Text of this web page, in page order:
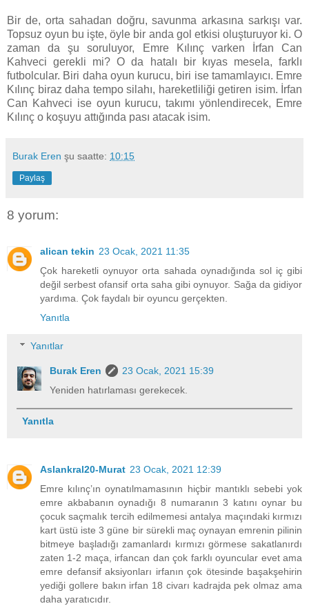
Bir de, orta sahadan doğru, savunma arkasına sarkışı var.
Topsuz oyun bu işte, öyle bir anda gol etkisi oluşturuyor ki. O
zaman da şu soruluyor, Emre Kılınç varken İrfan Can
Kahveci gerekli mi? O da hatalı bir kıyas mesela, farklı
futbolcular. Biri daha oyun kurucu, biri ise tamamlayıcı. Emre
Kılınç biraz daha tempo silahı, hareketliliği getiren isim. İrfan
Can Kahveci ise oyun kurucu, takımı yönlendirecek, Emre
Kılınç o koşuyu attığında pası atacak isim.
Burak Eren şu saatte: 10:15
Paylaş
8 yorum:
alican tekin 23 Ocak, 2021 11:35
Çok hareketli oynuyor orta sahada oynadığında sol iç gibi
değil serbest ofansif orta saha gibi oynuyor. Sağa da gidiyor
yardıma. Çok faydalı bir oyuncu gerçekten.
Yanıtla
Yanıtlar
Burak Eren
23 Ocak, 2021 15:39
Yeniden hatırlaması gerekecek.
Yanıtla
Aslankral20-Murat 23 Ocak, 2021 12:39
Emre kılınç’ın oynatılmamasının hiçbir mantıklı sebebi yok
emre akbabanın oynadığı 8 numaranın 3 katını oynar bu
çocuk saçmalık tercih edilmemesi antalya maçındaki kırmızı
kart üstü iste 3 güne bir sürekli maç oynayan emrenin pilinin
bitmeye başladığı zamanlardı kırmızı görmese sakatlanırdı
zaten 1-2 maça, irfancan dan çok farklı oyuncular evet ama
emre defansif aksiyonları irfanın çok ötesinde başakşehirin
yediği gollere bakın irfan 18 civarı kadrajda pek olmaz ama
daha yaratıcıdır.